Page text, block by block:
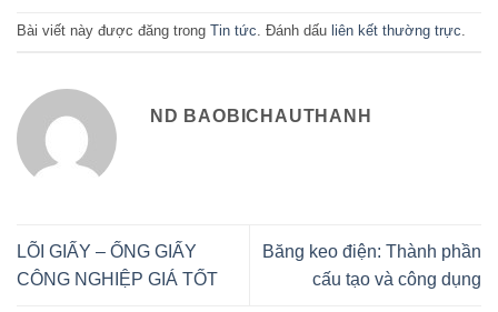
Bài viết này được đăng trong Tin tức. Đánh dấu liên kết thường trực.
ND BAOBICHAUTHANH
LÕI GIẤY – ỐNG GIẤY
CÔNG NGHIỆP GIÁ TỐT
Băng keo điện: Thành phần
cấu tạo và công dụng